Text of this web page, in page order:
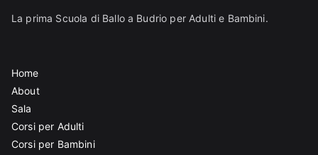
La prima Scuola di Ballo a Budrio per Adulti e Bambini.
Home
About
Sala
Corsi per Adulti
Corsi per Bambini